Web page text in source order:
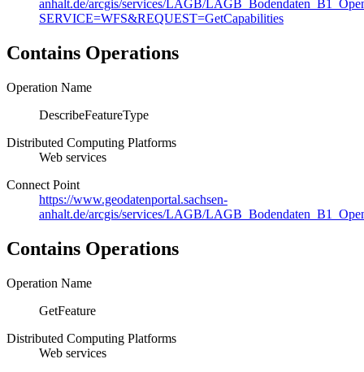
anhalt.de/arcgis/services/LAGB/
SERVICE=WFS&REQUEST=GetCapabilities
Contains Operations
Operation Name
DescribeFeatureType
Distributed Computing Platforms
Web services
Connect Point
https://www.geodatenportal.sachsen-
anhalt.de/arcgis/services/LAGB/
Contains Operations
Operation Name
GetFeature
Distributed Computing Platforms
Web services